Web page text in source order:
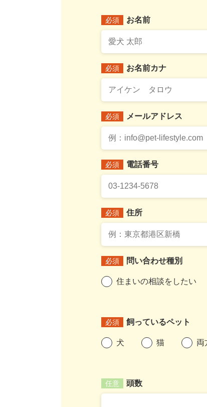
必須 お名前
必須 お名前カナ
必須 メールアドレス
必須 電話番号
必須 住所
必須 問い合わせ種別
住まいの相談をしたい
必須 飼っているペット
犬 猫 両
任意 頭数